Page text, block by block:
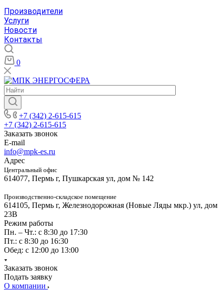
Производители
Услуги
Новости
Контакты
0
+7 (342) 2-615-615
+7 (342) 2-615-615
Заказать звонок
E-mail
info@mpk-es.ru
Адрес
Центральный офис
614077, Пермь г, Пушкарская ул, дом № 142
Производственно-складское помещение
614105, Пермь г, Железнодорожная (Новые Ляды мкр.) ул, дом
23В
Режим работы
Пн. – Чт.: с 8:30 до 17:30
Пт.: с 8:30 до 16:30
Обед: с 12:00 до 13:00
Заказать звонок
Подать заявку
О компании